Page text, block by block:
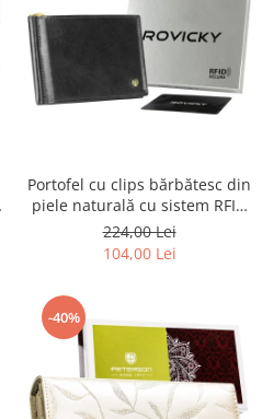
Portofel cu clips bărbătesc din
piele naturală cu sistem RFID
- Rovicky PTR-N1908-RVT-9799
BLACK
224,00 Lei
104,00 Lei
-40%